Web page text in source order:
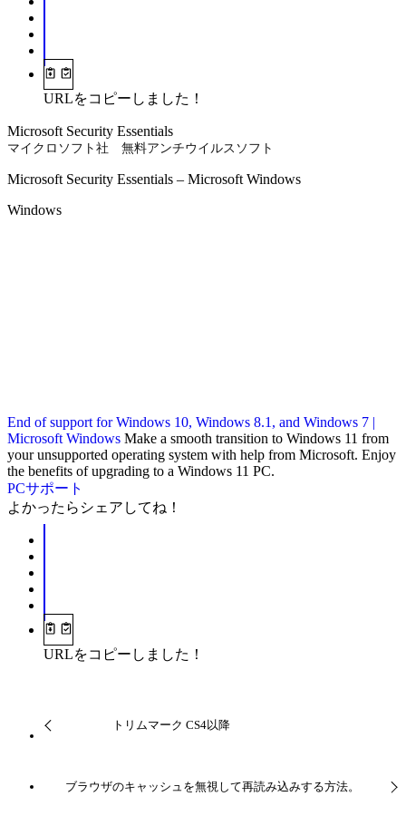
URLをコピーしました！
Microsoft Security Essentials
マイクロソフト社 無料アンチウイルスソフト
Microsoft Security Essentials – Microsoft Windows
Windows
End of support for Windows 10, Windows 8.1, and Windows 7 |
Microsoft Windows Make a smooth transition to Windows 11 from
your unsupported operating system with help from Microsoft. Enjoy
the benefits of upgrading to a Windows 11 PC.
PCサポート
よかったらシェアしてね！
URLをコピーしました！
トリムマーク CS4以降
ブラウザのキャッシュを無視して再読み込みする方法。